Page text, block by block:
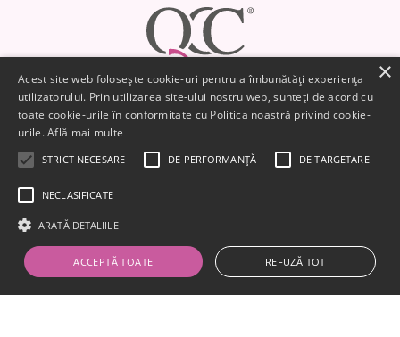
Footer
Locatiile QCC
×
Acest site web folosește cookie-uri pentru a îmbunătăți experiența
utilizatorului. Prin utilizarea site-ului nostru web, sunteți de acord cu
toate cookie-urile în conformitate cu Politica noastră privind cookie-
urile.Află mai multe
STRICT NECESARE DE PERFORMANȚĂ DE TARGETARE
NECLASIFICATE
ARATĂ DETALIILE
ACCEPTĂ TOATE REFUZĂ TOT